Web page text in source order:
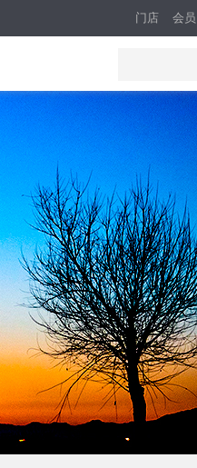
门店 会员